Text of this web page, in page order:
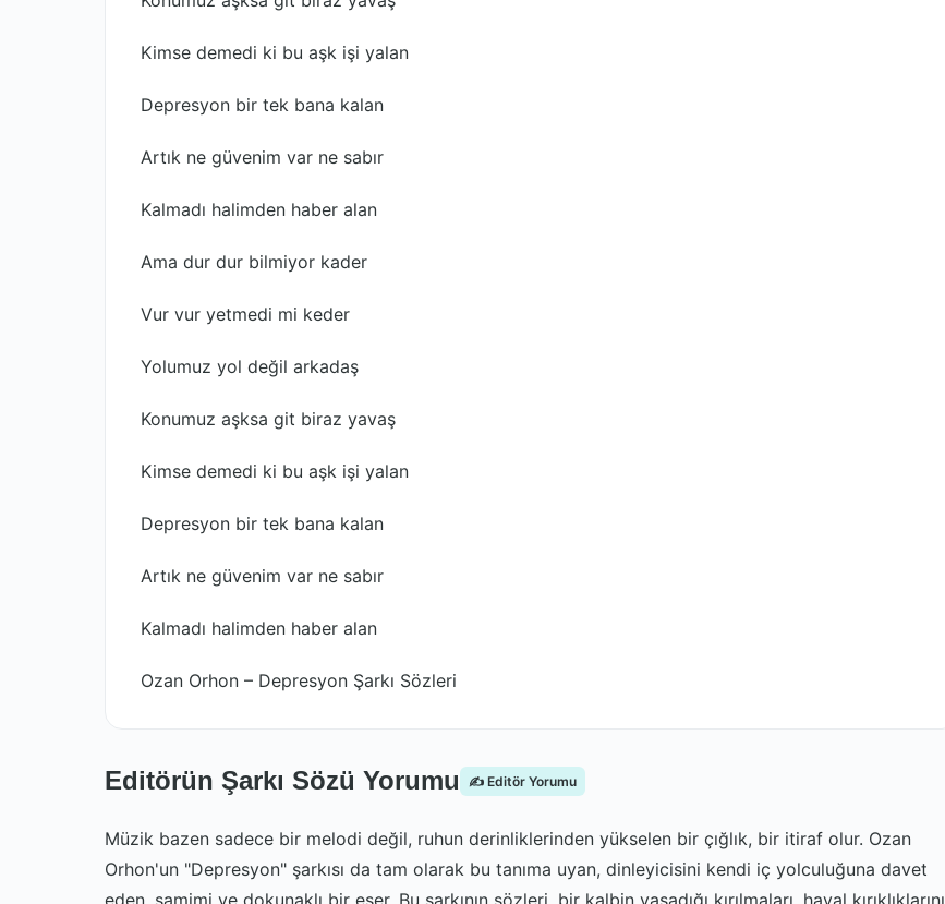
Kimse demedi ki bu aşk işi yalan
Depresyon bir tek bana kalan
Artık ne güvenim var ne sabır
Kalmadı halimden haber alan
Ama dur dur bilmiyor kader
Vur vur yetmedi mi keder
Yolumuz yol değil arkadaş
Konumuz aşksa git biraz yavaş
Kimse demedi ki bu aşk işi yalan
Depresyon bir tek bana kalan
Artık ne güvenim var ne sabır
Kalmadı halimden haber alan
Ozan Orhon – Depresyon Şarkı Sözleri
Editörün Şarkı Sözü Yorumu ✍️ Editör Yorumu
Müzik bazen sadece bir melodi değil, ruhun derinliklerinden yükselen bir çığlık, bir itiraf olur. Ozan
Orhon'un "Depresyon" şarkısı da tam olarak bu tanıma uyan, dinleyicisini kendi iç yolculuğuna davet
eden, samimi ve dokunaklı bir eser. Bu şarkının sözleri, bir kalbin yaşadığı kırılmaları, hayal kırıklıklarını